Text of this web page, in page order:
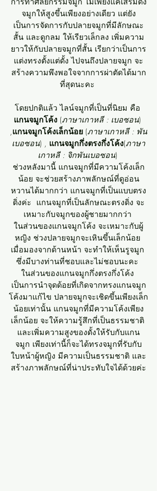
จมูกให้สูงขึ้นเพียงอย่างเดียว แต่ยัง
เป็นการจัดการกับปลายจมูกที่มีลักษณะ
สั้น และดูกลม ให้เรียวเล็กลง เพิ่มความ
ยาวให้กับปลายจมูกที่สั้น เรียกว่าเป็นการ
แต่งทรงตั้งแต่ดั้ง ไปจนถึงปลายจมูก จะ
สร้างความพึงพอใจจากการผ่าตัดได้มาก
ที่สุดนะคะ
โดยปกติแล้ว ไลน์จมูกที่เป็นที่นิยม คือ
แกนจมูกโค้ง (ภาษาเกาหลี : เบอซอน)
,แกนจมูกโค้งเล็กน้อย (ภาษาเกาหลี : พัน
เบอซอน) , แกนจมูกกึ่งตรงกึ่งโค้ง(ภาษา
เกาหลี : จิกพันเบอซอน)
ช่วงหลังมานี้ แกนจมูกที่มีความโค้งเล็ก
น้อย จะช่วยสร้างภาพลักษณ์ที่ดูอ่อน
หวานได้มากกว่า แกนจมูกที่เป็นแบบตรง
ดิ่งค่ะ  แกนจมูกที่เป็นลักษณะตรงดิ่ง จะ
เหมาะกับจมูกของผู้ชายมากกว่า
ในส่วนของแกนจมูกโค้ง จะเหมาะกับผู้
หญิง ช่วงปลายจมูกจะเหินขึ้นเล็กน้อย
เมื่อมองจากด้านหน้า จะทำให้เห็นรูจมูก
ซึ่งมีบางท่านที่ชอบและไม่ชอบนะคะ
ในส่วนของแกนจมูกกึ่งตรงกึ่งโค้ง
เป็นการนำจุดด้อยที่เกิดจากทรงแกนจมูก
โค้งมาแก้ไข ปลายจมูกจะเชิดขึ้นเพียงเล็ก
น้อยเท่านั้น แกนจมูกที่มีความโค้งเพียง
เล็กน้อย จะให้ความรู้สึกที่เป็นธรรมชาติ
และเพิ่มความสูงของดั้งให้รับกับแกน
จมูก เพียงเท่านี้ก็จะได้ทรงจมูกที่รับกับ
ใบหน้าผู้หญิง มีความเป็นธรรมชาติ และ
สร้างภาพลักษณ์ที่น่าประทับใจได้ด้วยค่ะ